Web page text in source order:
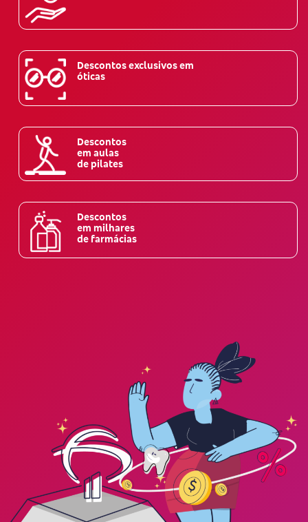
Descontos exclusivos em
óticas
Descontos
em aulas
de pilates
Descontos
em milhares
de farmácias